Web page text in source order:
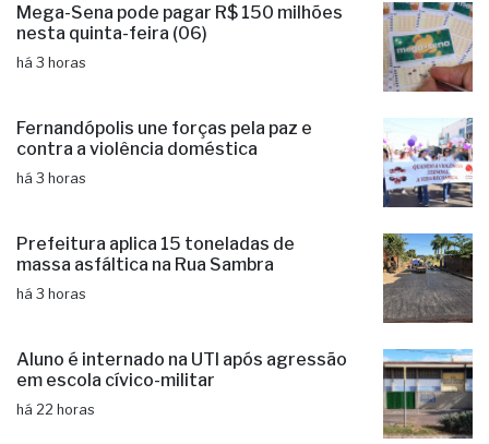
Mega-Sena pode pagar R$ 150 milhões
nesta quinta-feira (06)
há 3 horas
Fernandópolis une forças pela paz e
contra a violência doméstica
há 3 horas
Prefeitura aplica 15 toneladas de
massa asfáltica na Rua Sambra
há 3 horas
Aluno é internado na UTI após agressão
em escola cívico-militar
há 22 horas